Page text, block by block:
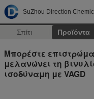
SuZhou Direction
Σπίτι Προϊόντα
Μπορέστε
μελανώνει τη
ισοδύναμη με VAGD